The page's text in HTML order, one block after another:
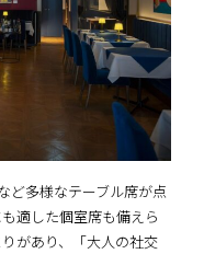
ど多様なテーブル席が点
適した個室席も備えら
があり、「大人の社交